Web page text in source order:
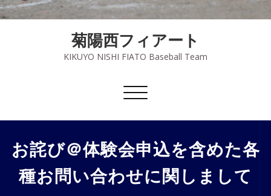
菊陽西フィアート
KIKUYO NISHI FIATO Baseball Team
ナ
ゲ
シ
ョ
ン
を
お詫び＠体験会申込を含めた各
種お問い合わせに関しまして